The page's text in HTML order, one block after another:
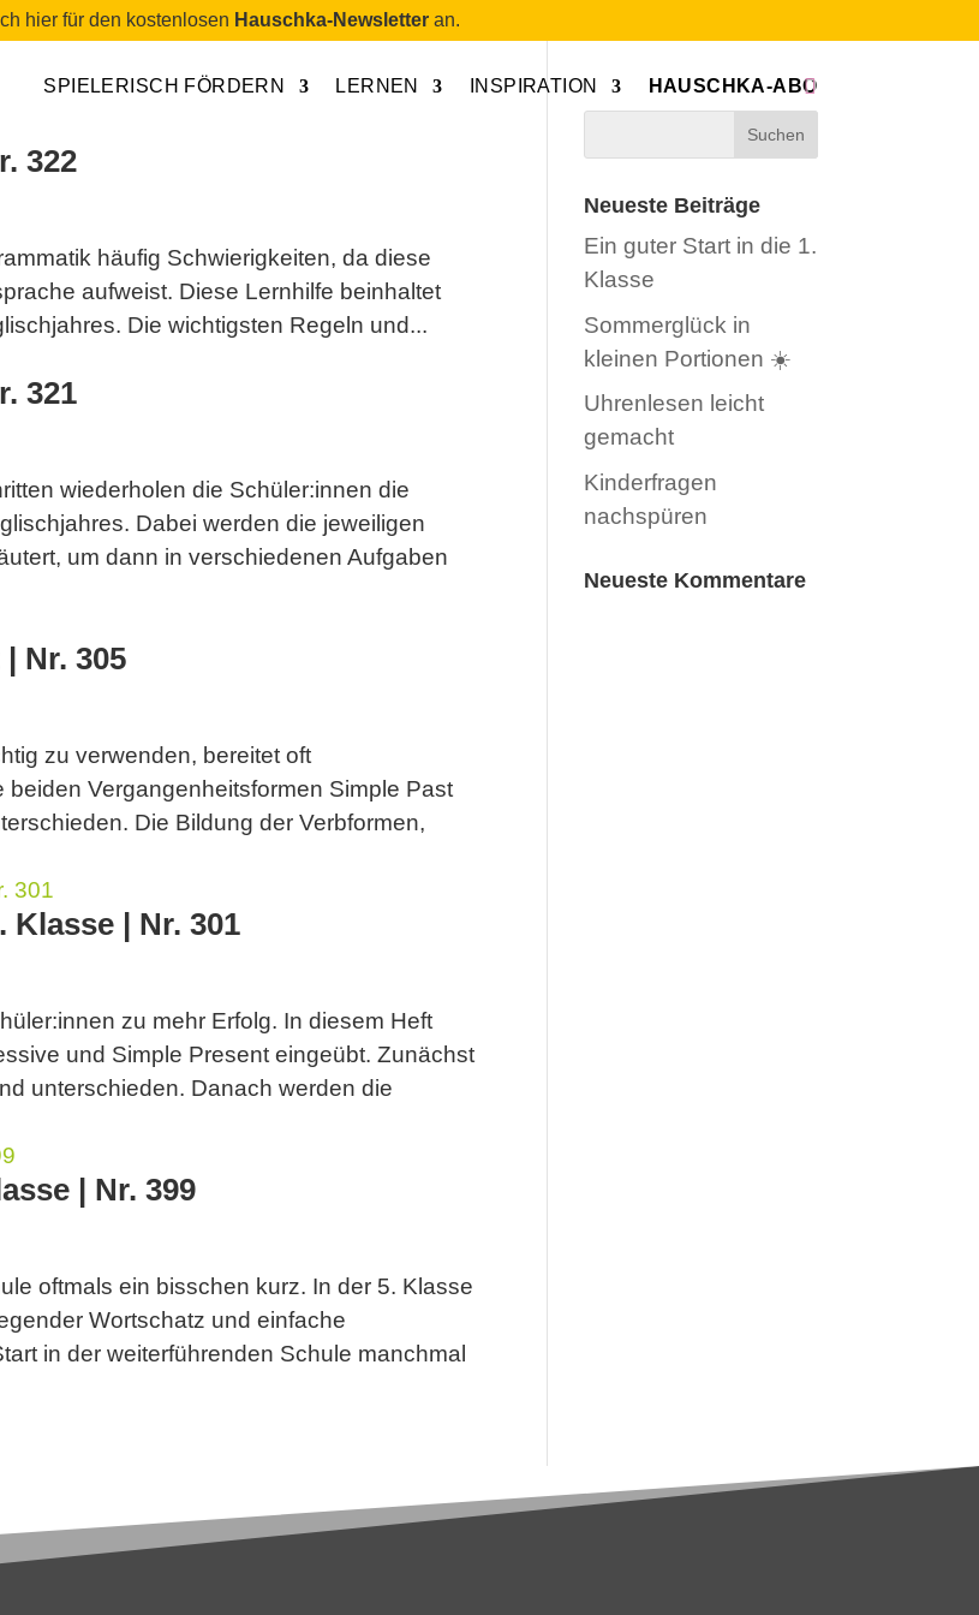
hier für den kostenlosen Hauschka-Newsletter an.
SPIELERISCH FÖRDERN LERNEN INSPIRATION HAUSCHKA-ABO
322
häufig Schwierigkeiten, da diese
aufweist. Diese Lernhilfe beinhaltet
Die wichtigsten Regeln und...
321
wiederholen die Schüler:innen die
Dabei werden die jeweiligen
um dann in verschiedenen Aufgaben
Nr. 305
zu verwenden, bereitet oft
Vergangenheitsformen Simple Past
Die Bildung der Verbformen,
| Nr. 301
zu mehr Erfolg. In diesem Heft
und Simple Present eingeübt. Zunächst
unterschieden. Danach werden die
| Nr. 399
oftmals ein bisschen kurz. In der 5. Klasse
Wortschatz und einfache
in der weiterführenden Schule manchmal
Neueste Beiträge
Ein guter Start in die 1.
Klasse
Sommerglück in
kleinen Portionen ☀️
Uhrenlesen leicht
gemacht
Kinderfragen
nachspüren
Neueste Kommentare